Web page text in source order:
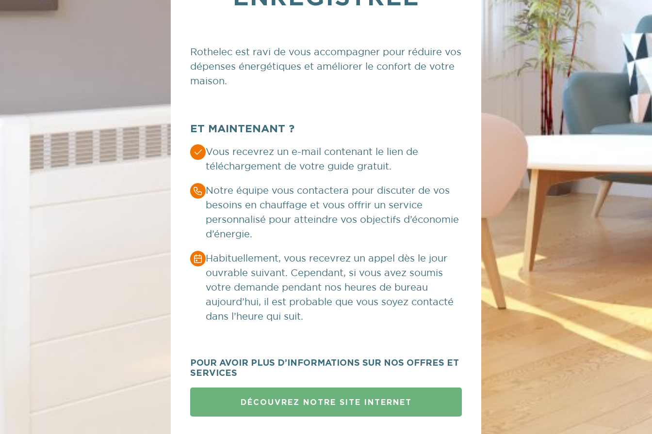
Rothelec est ravi de vous accompagner pour réduire vos
dépenses énergétiques et améliorer le confort de votre
maison.
ET MAINTENANT ?
Vous recevrez un e-mail contenant le lien de
téléchargement de votre guide gratuit.
Notre équipe vous contactera pour discuter de vos
besoins en chauffage et vous offrir un service
personnalisé pour atteindre vos objectifs d’économie
d’énergie.
Habituellement, vous recevrez un appel dès le jour
ouvrable suivant. Cependant, si vous avez soumis
votre demande pendant nos heures de bureau
aujourd’hui, il est probable que vous soyez contacté
dans l’heure qui suit.
POUR AVOIR PLUS D’INFORMATIONS SUR NOS OFFRES ET
SERVICES
DÉCOUVREZ NOTRE SITE INTERNET